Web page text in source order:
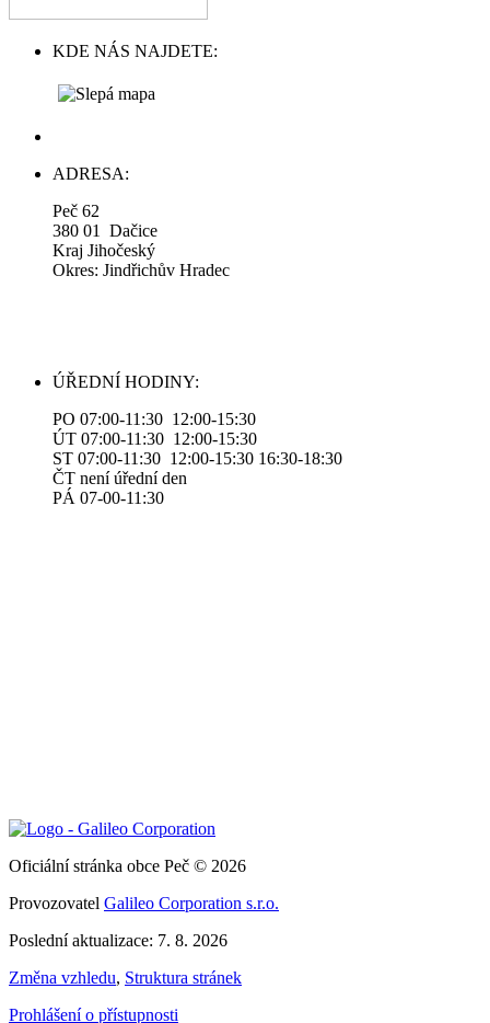
KDE NÁS NAJDETE:
ADRESA:
Peč 62
380 01 Dačice
Kraj Jihočeský
Okres: Jindřichův Hradec
ÚŘEDNÍ HODINY:
PO 07:00-11:30 12:00-15:30
ÚT 07:00-11:30 12:00-15:30
ST 07:00-11:30 12:00-15:30 16:30-18:30
ČT není úřední den
PÁ 07-00-11:30
Oficiální stránka obce Peč © 2026
Provozovatel Galileo Corporation s.r.o.
Poslední aktualizace: 7. 8. 2026
Změna vzhledu, Struktura stránek
Prohlášení o přístupnosti